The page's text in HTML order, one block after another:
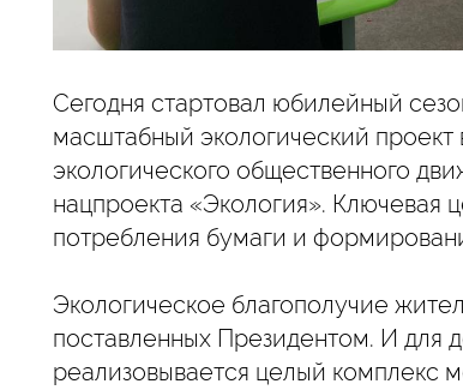
Сегодня стартовал юбилейный
масштабный экологический
экологического общественного
нацпроекта «Экология». Ключевая
потребления бумаги и
Экологическое благополучие
поставленных Президентом. И для
реализовывается целый комплекс